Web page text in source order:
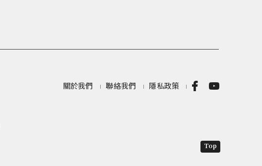
關於我們 聯絡我們 隱私政策
Top